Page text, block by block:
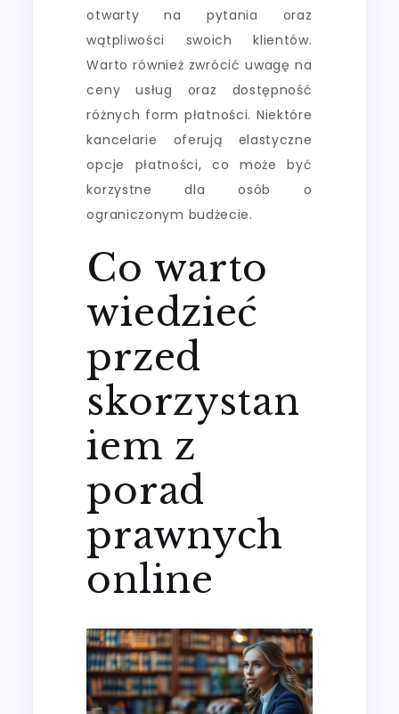
otwarty na pytania oraz
wątpliwości swoich klientów.
Warto również zwrócić uwagę na
ceny usług oraz dostępność
różnych form płatności. Niektóre
kancelarie oferują elastyczne
opcje płatności, co może być
korzystne dla osób o
ograniczonym budżecie.
Co warto
wiedzieć
przed
skorzystan
iem z
porad
prawnych
online